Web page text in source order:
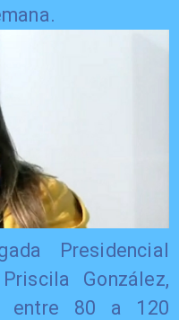
Presidencial
González,
entre 80 a 120